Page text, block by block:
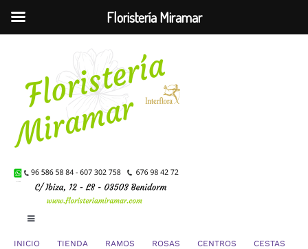
contenido
Toggle
INICIO TIENDA RAMOS ROSAS CENTROS CESTAS
Floristería Miramar